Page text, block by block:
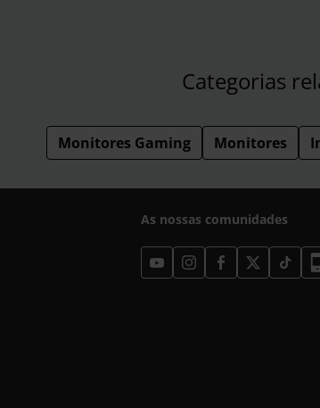
Categorias
Monitores Gaming Monitores
As nossas comunidades